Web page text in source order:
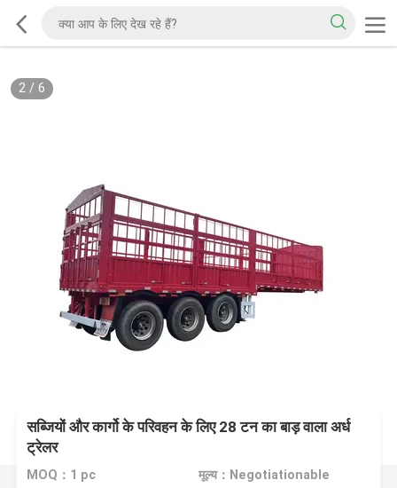
2/ 6
सब्जियों और कार्गो के परिवहन के लिए 28 टन का बाड़ वाला अर्ध
ट्रेलर
MOQ：1 pc मूल्य：Negotiationable